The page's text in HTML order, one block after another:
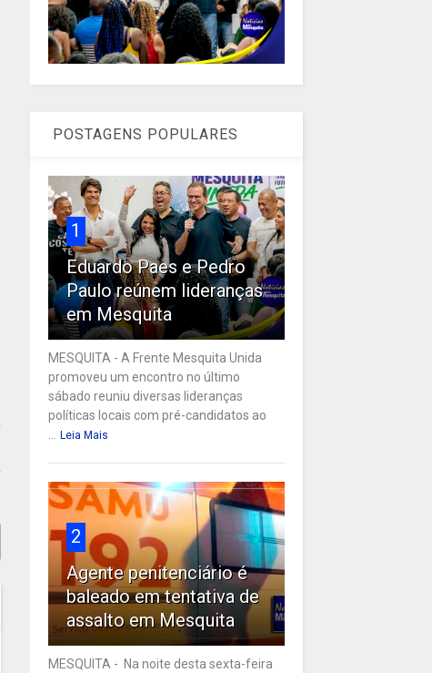
POSTAGENS POPULARES
1
Eduardo Paes e Pedro
Paulo reúnem lideranças
em Mesquita
MESQUITA - A Frente Mesquita Unida
promoveu um encontro no último
sábado reuniu diversas lideranças
políticas locais com pré-candidatos ao
... Leia Mais
2
Agente penitenciário é
baleado em tentativa de
assalto em Mesquita
MESQUITA - Na noite desta sexta-feira